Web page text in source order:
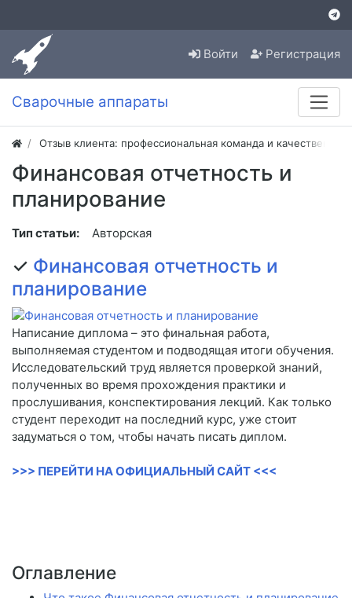
Войти Регистрация
Сварочные аппараты
Отзыв клиента: профессиональная команда и
Финансовая отчетность и
планирование
Тип статьи: Авторская
✓ Финансовая отчетность и
планирование
Написание диплома – это финальная работа,
выполняемая студентом и подводящая итоги обучения.
Исследовательский труд является проверкой знаний,
полученных во время прохождения практики и
прослушивания, конспектирования лекций. Как только
студент переходит на последний курс, уже стоит
задуматься о том, чтобы начать писать диплом.
>>> ПЕРЕЙТИ НА ОФИЦИАЛЬНЫЙ САЙТ <<<
Оглавление